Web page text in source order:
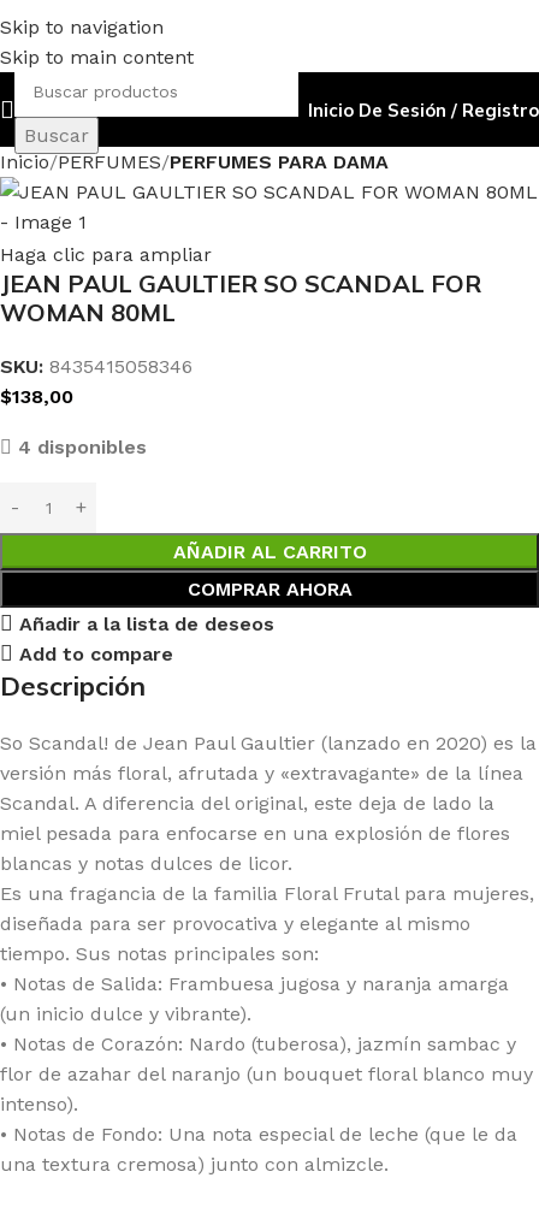
Skip to navigation
Skip to main content
Buscar
Inicio De Sesión / Registro
Inicio PERFUMES PERFUMES PARA DAMA
Haga clic para ampliar
JEAN PAUL GAULTIER SO SCANDAL FOR
WOMAN 80ML
SKU: 8435415058346
$138,00
4 disponibles
AÑADIR AL CARRITO
COMPRAR AHORA
Añadir a la lista de deseos
Add to compare
Descripción
So Scandal! de Jean Paul Gaultier (lanzado en 2020) es la
versión más floral, afrutada y «extravagante» de la línea
Scandal. A diferencia del original, este deja de lado la
miel pesada para enfocarse en una explosión de flores
blancas y notas dulces de licor.
Es una fragancia de la familia Floral Frutal para mujeres,
diseñada para ser provocativa y elegante al mismo
tiempo. Sus notas principales son:
• Notas de Salida: Frambuesa jugosa y naranja amarga
(un inicio dulce y vibrante).
• Notas de Corazón: Nardo (tuberosa), jazmín sambac y
flor de azahar del naranjo (un bouquet floral blanco muy
intenso).
• Notas de Fondo: Una nota especial de leche (que le da
una textura cremosa) junto con almizcle.